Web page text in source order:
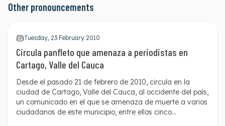
Other pronouncements
Tuesday, 23 February 2010
Circula panfleto que amenaza a periodistas en
Cartago, Valle del Cauca
Desde el pasado 21 de febrero de 2010, circula en la
ciudad de Cartago, Valle del Cauca, al occidente del país,
un comunicado en el que se amenaza de muerte a varios
ciudadanos de este municipio, entre ellos cinco